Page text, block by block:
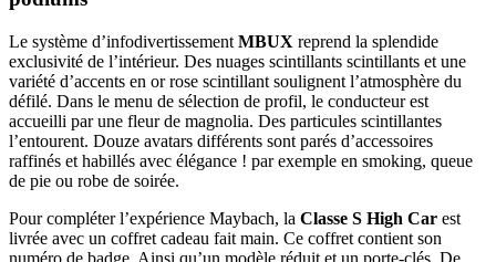
Le système d’infodivertissement MBUX reprend la splendide
exclusivité de l’intérieur. Des nuages ​​scintillants scintillants et une
variété d’accents en or rose scintillant soulignent l’atmosphère du
défilé. Dans le menu de sélection de profil, le conducteur est
accueilli par une fleur de magnolia. Des particules scintillantes
l’entourent. Douze avatars différents sont parés d’accessoires
raffinés et habillés avec élégance ! par exemple en smoking, queue
de pie ou robe de soirée.
Pour compléter l’expérience Maybach, la Classe S High Car est
livrée avec un coffret cadeau fait main. Ce coffret contient son
numéro de badge. Ainsi qu’un modèle réduit et un porte-clés. De